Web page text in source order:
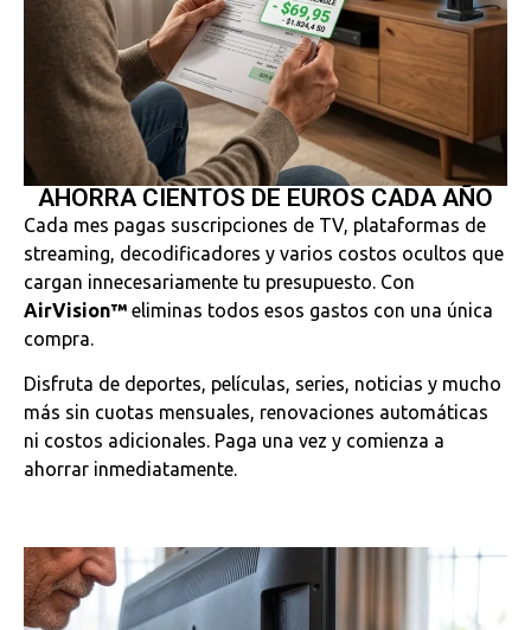
AHORRA CIENTOS DE EUROS CADA AÑO
Cada mes pagas suscripciones de TV, plataformas de
streaming, decodificadores y varios costos ocultos que
cargan innecesariamente tu presupuesto. Con
AirVision™ eliminas todos esos gastos con una única
compra.
Disfruta de deportes, películas, series, noticias y mucho
más sin cuotas mensuales, renovaciones automáticas
ni costos adicionales. Paga una vez y comienza a
ahorrar inmediatamente.